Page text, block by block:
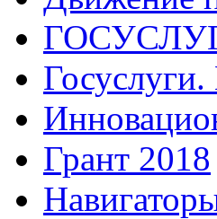
Грант 2018